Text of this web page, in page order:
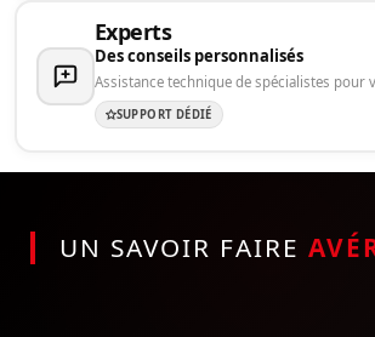
Experts
Des conseils personnalisés
Assistance technique de spécialistes pour
SUPPORT DÉDIÉ
UN SAVOIR FAIRE